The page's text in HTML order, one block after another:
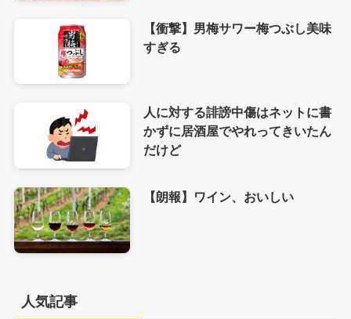
【衝撃】男梅サワー梅つぶし美味
すぎる
人に対する誹謗中傷はネットに書
かずに居酒屋でやれってきいたん
だけど
【朗報】ワイン、おいしい
人気記事